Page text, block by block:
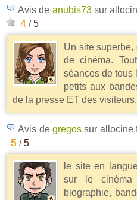
Avis de anubis73sur
4 /5
Un site
de cinéma.
séances de tous
petits aux
de la presse ET des visiteurs.
Avis de gregos sur
5 /5
le site en
sur le cinéma
biographie,